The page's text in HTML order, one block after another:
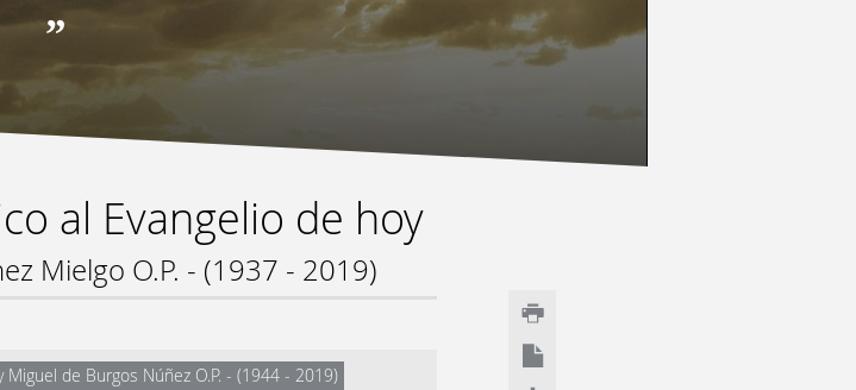
”
al Evangelio de hoy
Mielgo O.P. - (1937 - 2019)
Miguel de Burgos Núñez O.P. - (1944 - 2019)